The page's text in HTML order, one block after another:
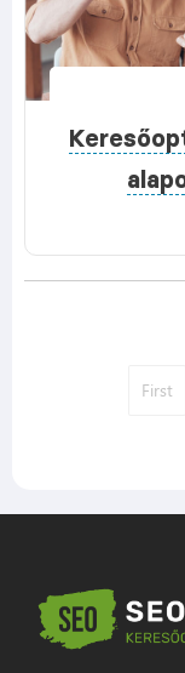
First